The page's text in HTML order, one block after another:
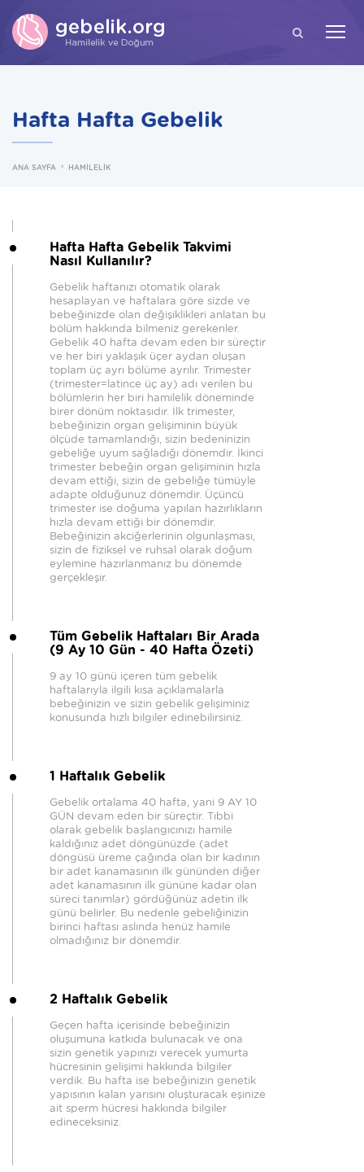
ARA
Hafta Hafta Gebelik
ANA SAYFA HAMİLELİK
Hafta Hafta Gebelik Takvimi
Nasıl Kullanılır?
Gebelik haftanızı otomatik olarak
hesaplayan ve haftalara göre sizde ve
bebeğinizde olan değişiklikleri anlatan bu
bölüm hakkında bilmeniz gerekenler.
Gebelik 40 hafta devam eden bir süreçtir
ve her biri yaklaşık üçer aydan oluşan
toplam üç ayrı bölüme ayrılır. Trimester
(trimester=latince üç ay) adı verilen bu
bölümlerin her biri hamilelik döneminde
birer dönüm noktasıdır. İlk trimester,
bebeğinizin organ gelişiminin büyük
ölçüde tamamlandığı, sizin bedeninizin
gebeliğe uyum sağladığı dönemdir. İkinci
trimester bebeğin organ gelişiminin hızla
devam ettiği, sizin de gebeliğe tümüyle
adapte olduğunuz dönemdir. Üçüncü
trimester ise doğuma yapılan hazırlıkların
hızla devam ettiği bir dönemdir.
Bebeğinizin akciğerlerinin olgunlaşması,
sizin de fiziksel ve ruhsal olarak doğum
eylemine hazırlanmanız bu dönemde
gerçekleşir.
Tüm Gebelik Haftaları Bir Arada
(9 Ay 10 Gün - 40 Hafta Özeti)
9 ay 10 günü içeren tüm gebelik
haftalarıyla ilgili kısa açıklamalarla
bebeğinizin ve sizin gebelik gelişiminiz
konusunda hızlı bilgiler edinebilirsiniz.
1 Haftalık Gebelik
Gebelik ortalama 40 hafta, yani 9 AY 10
GÜN devam eden bir süreçtir. Tıbbi
olarak gebelik başlangıcınızı hamile
kaldığınız adet döngünüzde (adet
döngüsü üreme çağında olan bir kadının
bir adet kanamasının ilk gününden diğer
adet kanamasının ilk gününe kadar olan
süreci tanımlar) gördüğünüz adetin ilk
günü belirler. Bu nedenle gebeliğinizin
birinci haftası aslında henüz hamile
olmadığınız bir dönemdir.
2 Haftalık Gebelik
Geçen hafta içerisinde bebeğinizin
oluşumuna katkıda bulunacak ve ona
sizin genetik yapınızı verecek yumurta
hücresinin gelişimi hakkında bilgiler
verdik. Bu hafta ise bebeğinizin genetik
yapısının kalan yarısını oluşturacak eşinize
ait sperm hücresi hakkında bilgiler
edineceksiniz.